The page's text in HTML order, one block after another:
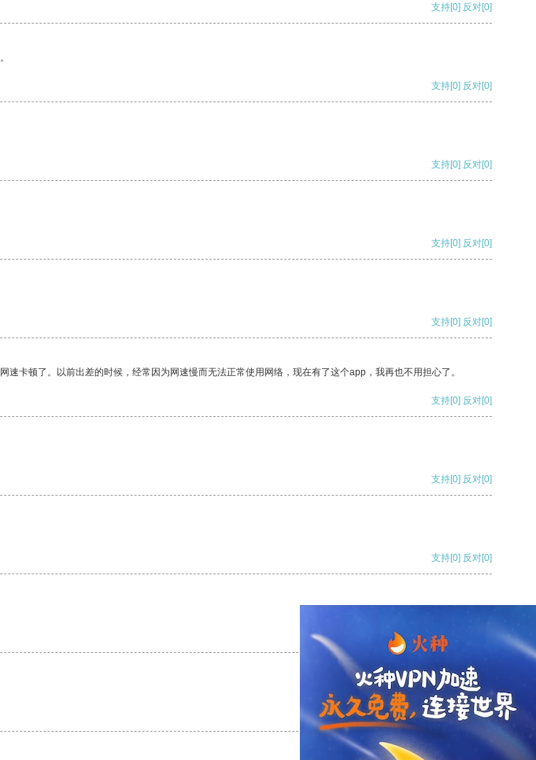
支持[0] 反对[0]
支持[0] 反对[0]
支持[0] 反对[0]
支持[0] 反对[0]
支持[0] 反对[0]
卡顿了。以前出差的时候，经常因为网速慢而无法正常使用网络，现在有了这个app，我再也不用担心了。
支持[0] 反对[0]
支持[0] 反对[0]
支持[0] 反对[0]
支持
支持[0] 反对[0]